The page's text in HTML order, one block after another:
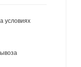
условиях